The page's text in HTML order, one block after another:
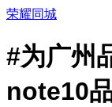
荣耀同城
#为广州
note10